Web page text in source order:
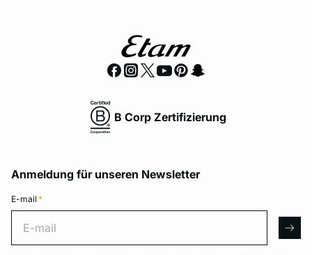
B Corp Zertifizierung
Anmeldung für unseren Newsletter
E-mail *